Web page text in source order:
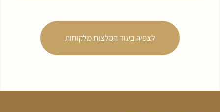
לצפיה בעוד המלצות מלקוחות